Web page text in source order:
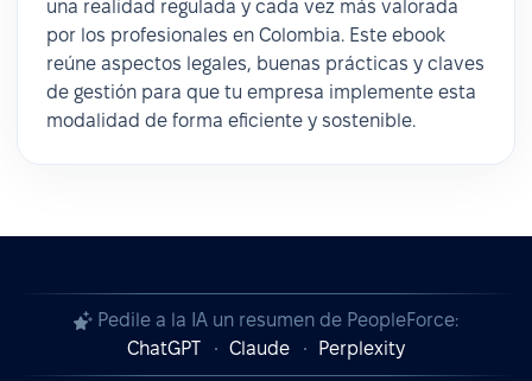
una realidad regulada y cada vez más valorada
por los profesionales en Colombia. Este ebook
reúne aspectos legales, buenas prácticas y claves
de gestión para que tu empresa implemente esta
modalidad de forma eficiente y sostenible.
Pedile a la IA un resumen de PeopleForce:
ChatGPT
Claude Perplexity